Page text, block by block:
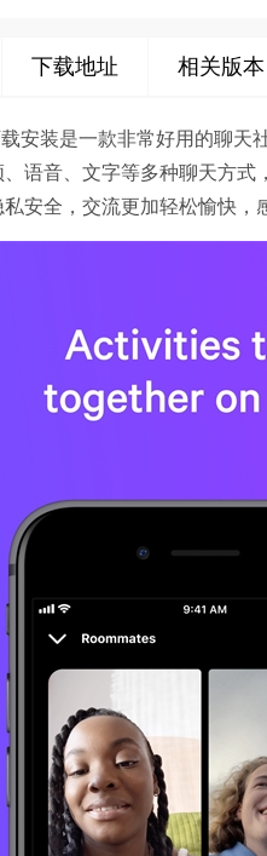
下载地址 相关版本
安装是一款非常好用的聊天
语音、文字等多种聊天方
安全，交流更加轻松愉快，